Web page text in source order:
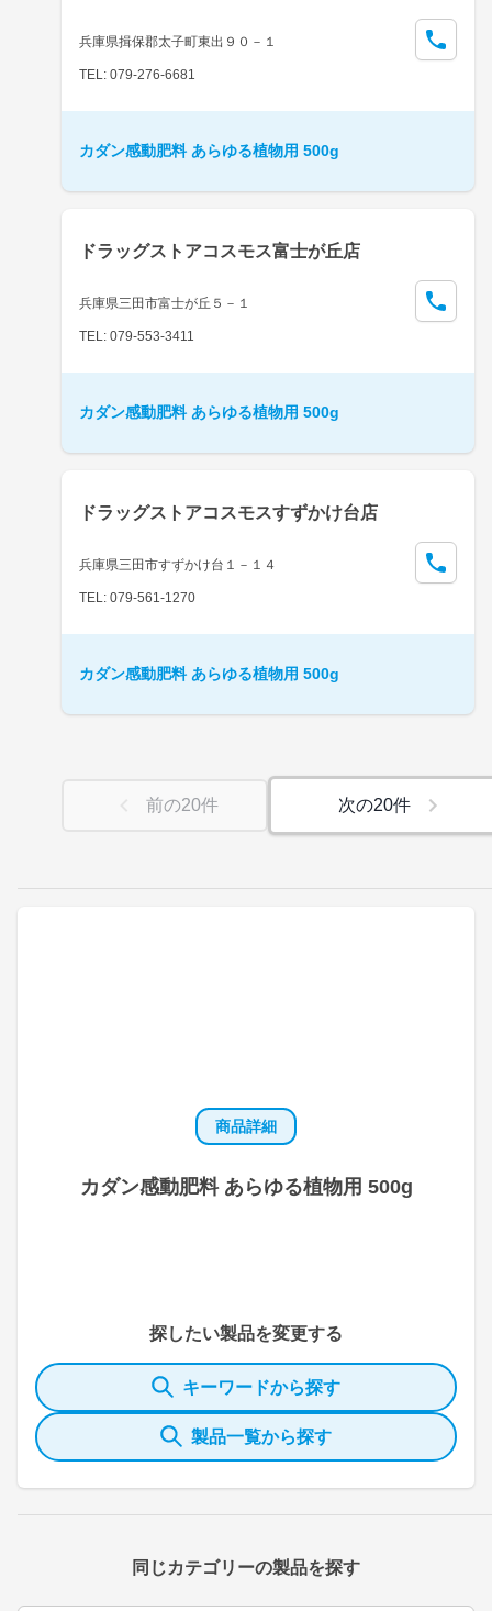
商品詳細
カダン感動肥料 あらゆる植物用 500g
探したい製品を変更する
キーワードから探す
製品一覧から探す
同じカテゴリーの製品を探す
兵庫県揖保郡太子町東出９０－１
TEL: 079-276-6681
カダン感動肥料 あらゆる植物用 500g
ドラッグストアコスモス富士が丘店
兵庫県三田市富士が丘５－１
TEL: 079-553-3411
カダン感動肥料 あらゆる植物用 500g
ドラッグストアコスモスすずかけ台店
兵庫県三田市すずかけ台１－１４
TEL: 079-561-1270
カダン感動肥料 あらゆる植物用 500g
前の20件 次の20件